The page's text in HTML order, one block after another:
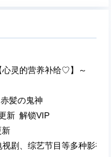
灵的营养补给♡】～
髪の鬼神
新 解锁VIP
新
剧、综艺节目等多种影视